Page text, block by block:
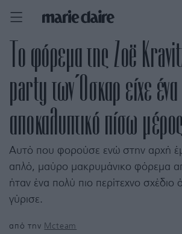
Το φόρεμα της Zoë
party των Όσκαρ είχε
αποκαλυπτικό πίσω μέρος
Αυτό που φορούσε ενώ στην αρχή
απλό, μαύρο μακρυμάνικο φόρεμα
ήταν ένα πολύ πιο περίτεχνο σχέδιο
γύρισε.
από την Mcteam